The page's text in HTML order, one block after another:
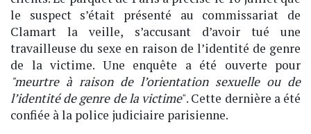
le suspect s’était présenté au commissariat de
Clamart la veille, s’accusant d’avoir tué une
travailleuse du sexe en raison de l’identité de genre
de la victime. Une enquête a été ouverte pour
"meurtre à raison de l’orientation sexuelle ou de
l’identité de genre de la victime". Cette dernière a été
confiée à la police judiciaire parisienne.